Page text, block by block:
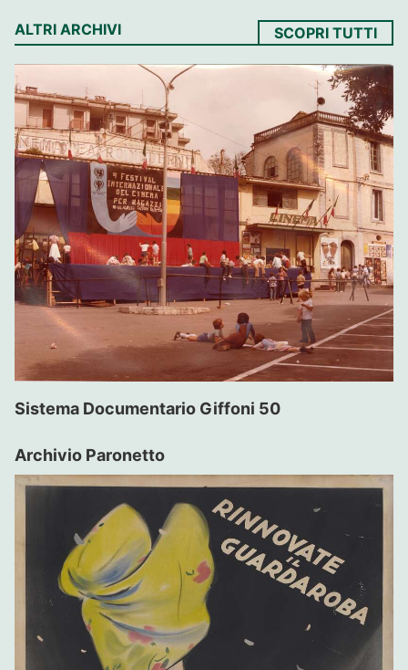
ALTRI ARCHIVI SCOPRI TUTTI
Sistema Documentario Giffoni 50
Archivio Paronetto